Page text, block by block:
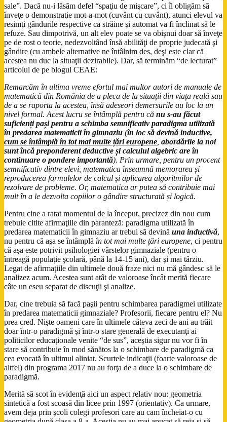
sale”. Dacă nu-i lăsăm defel “spaţiu de mişcare”, ci îl obligăm să
înveţe o demonstraţie mot-a-mot (cuvânt cu cuvânt), atunci elevul va
resimţi gândurile respective ca străine şi automat va fi înclinat să le
refuze. Sau dimpotrivă, un alt elev poate se va obişnui doar să înveţe
pe de rost o teorie, nedezvoltând însă abilităţi de proprie judecată şi
gândire (cu ambele alternative ne întâlnim des, deşi este clar că
acestea nu duc la situaţii dezirabile). Dar, să terminăm “de lecturat”
articolul de pe blogul CEAE:
Remarcăm în ultima vreme efortul mai multor autori de manuale de
matematică din România de a pleca de la situații din viața reală sau
de a se raporta la acestea, însă adeseori demersurile au loc la un
nivel formal. Acest lucru se întâmplă pentru că nu s-au făcut
suficienți pași pentru a schimba semnificativ paradigma utilizată
în predarea matematicii în gimnaziu (în loc să devină inductive,
cum se întâmplă în tot mai multe țări europene abordările la noi
sunt încă preponderent deductive și calculul algebric are în
continuare o pondere importantă). Prin urmare, pentru un procent
semnificativ dintre elevi, matematica înseamnă memorarea și
reproducerea formulelor de calcul și aplicarea algoritmilor de
rezolvare de probleme. Or, matematica ar putea să contribuie mai
mult în a le dezvolta copiilor o gândire structurată și logică.
Pentru cine a ratat momentul de la început, precizez din nou cum
trebuie citite afirmaţiile din paranteză: paradigma utilizată în
predarea matematicii în gimnaziu ar trebui să devină una inductivă,
nu pentru că aşa se întâmplă în tot mai multe țări europene, ci pentru
că aşa este potrivit psihologiei vârstelor gimnaziale (pentru o
întreagă populaţie şcolară, până la 14-15 ani), dar şi mai târziu.
Legat de afirmaţiile din ultimele două fraze nici nu mă gândesc să le
analizez acum. Acestea sunt atât de valoroase încât merită fiecare
câte un eseu separat de discuţii şi analize.
Dar, cine trebuia să facă paşii pentru schimbarea paradigmei utilizate
în predarea matematicii gimnaziale? Profesorii, fiecare pentru el? Nu
prea cred. Nişte oameni care în ultimele câteva zeci de ani au trăit
doar într-o paradigmă şi într-o stare generală de executanţi ai
politicilor educaţionale venite “de sus”, aceştia sigur nu vor fi în
stare să contribuie în mod sănătos la o schimbare de paradigmă ca
cea evocată în ultimul aliniat. Scurtele indicaţii (foarte valoroase de
altfel) din programa 2017 nu au forţa de a duce la o schimbare de
paradigmă.
Merită să scot în evidenţă aici un aspect relativ nou: geometria
sintetică a fost scoasă din licee prin 1997 (orientativ). Ca urmare,
avem deja prin şcoli colegi profesori care au cam încheiat-o cu